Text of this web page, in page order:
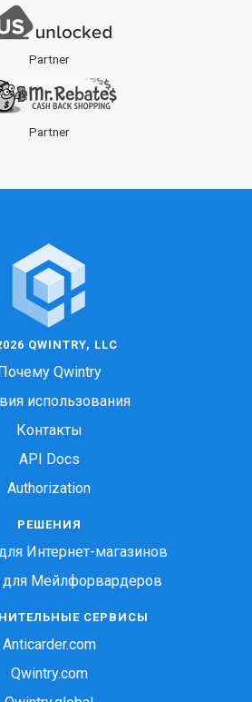
Partner
Partner
QWINTRY, LLC
Qwintry
использования
Контакты
API Docs
Authorization
РЕШЕНИЯ
Интернет-магазинов
Мейлфорвардеров
СЕРВИСЫ
Anticarder.com
Qwintry.com